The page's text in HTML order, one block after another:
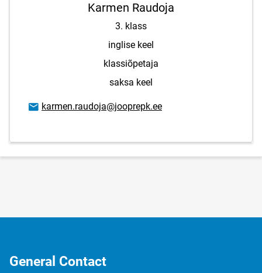
Karmen Raudoja
3. klass
inglise keel
klassiõpetaja
saksa keel
Email address
karmen.raudoja@jooprepk.ee
General Contact